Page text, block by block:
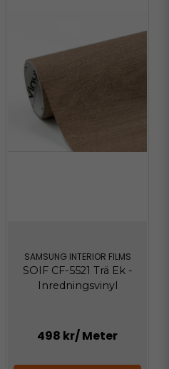
SAMSUNG INTERIOR FILMS
SOIF CF-5521 Trä Ek -
Inredningsvinyl
498 kr/ Meter